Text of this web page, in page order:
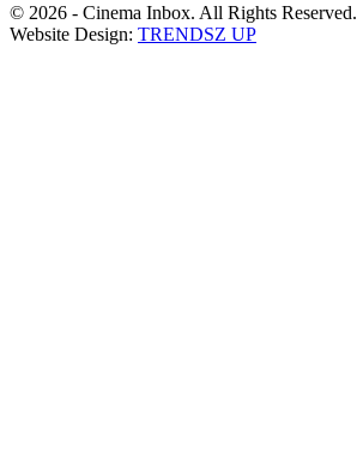
© 2026 - Cinema Inbox. All Rights Reserved.
Website Design: TRENDSZ UP